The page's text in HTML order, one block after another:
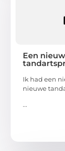
Een
Ik had een
nieuwe
...